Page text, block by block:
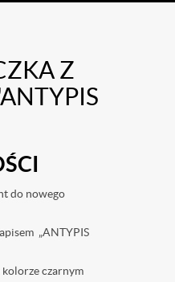
Z
do nowego
„ANTYPIS
czarnym